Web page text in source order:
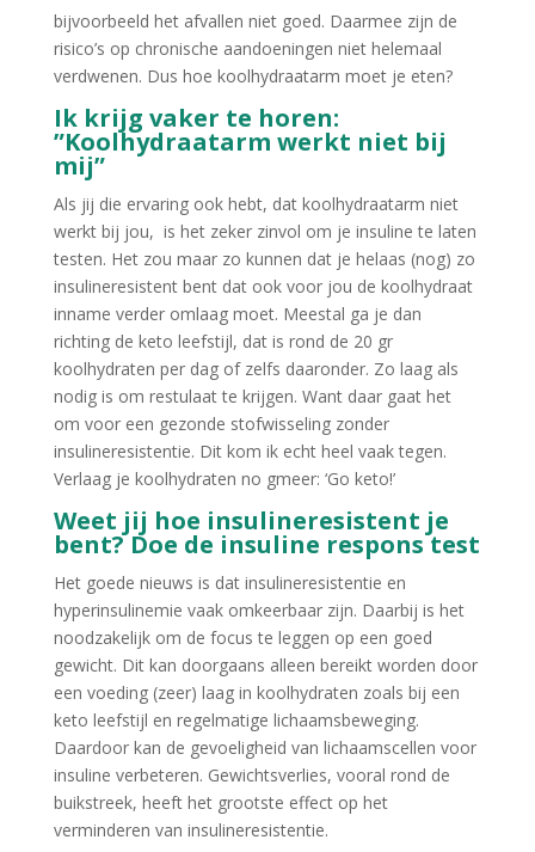
bijvoorbeeld het afvallen niet goed. Daarmee zijn de
risico’s op chronische aandoeningen niet helemaal
verdwenen. Dus hoe koolhydraatarm moet je eten?
Ik krijg vaker te horen:
”Koolhydraatarm werkt niet bij
mij”
Als jij die ervaring ook hebt, dat koolhydraatarm niet
werkt bij jou, is het zeker zinvol om je insuline te laten
testen. Het zou maar zo kunnen dat je helaas (nog) zo
insulineresistent bent dat ook voor jou de koolhydraat
inname verder omlaag moet. Meestal ga je dan
richting de keto leefstijl, dat is rond de 20 gr
koolhydraten per dag of zelfs daaronder. Zo laag als
nodig is om restulaat te krijgen. Want daar gaat het
om voor een gezonde stofwisseling zonder
insulineresistentie. Dit kom ik echt heel vaak tegen.
Verlaag je koolhydraten no gmeer: ‘Go keto!’
Weet jij hoe insulineresistent je
bent? Doe de insuline respons test
Het goede nieuws is dat insulineresistentie en
hyperinsulinemie vaak omkeerbaar zijn. Daarbij is het
noodzakelijk om de focus te leggen op een goed
gewicht. Dit kan doorgaans alleen bereikt worden door
een voeding (zeer) laag in koolhydraten zoals bij een
keto leefstijl en regelmatige lichaamsbeweging.
Daardoor kan de gevoeligheid van lichaamscellen voor
insuline verbeteren. Gewichtsverlies, vooral rond de
buikstreek, heeft het grootste effect op het
verminderen van insulineresistentie.